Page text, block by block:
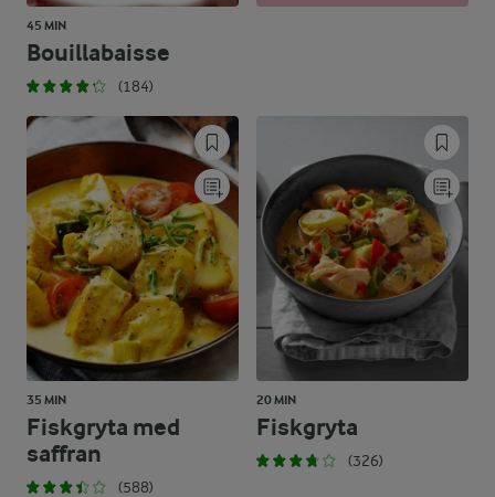
45 MIN
Bouillabaisse
(184)
35 MIN
Fiskgryta med
saffran
(588)
20 MIN
Fiskgryta
(326)